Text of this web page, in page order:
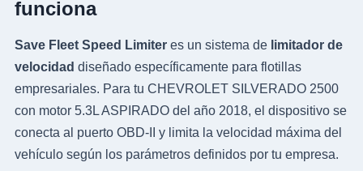
funciona
Save Fleet Speed Limiteres un sistema de limitador de
velocidad diseñado específicamente para flotillas
empresariales. Para tu CHEVROLET SILVERADO 2500
con motor 5.3L ASPIRADO del año 2018, el dispositivo se
conecta al puerto OBD-II y limita la velocidad máxima del
vehículo según los parámetros definidos por tu empresa.